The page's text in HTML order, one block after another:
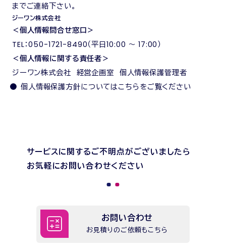
までご連絡下さい。
ジーワン株式会社
＜個人情報問合せ窓口＞
TEL：050-1721-8490（平日10:00 〜 17:00）
＜個人情報に関する責任者＞
ジーワン株式会社 経営企画室 個人情報保護管理者
個人情報保護方針についてはこちらをご覧ください
サービスに関するご不明点がございましたら
お気軽にお問い合わせください
お問い合わせ
お見積りのご依頼もこちら